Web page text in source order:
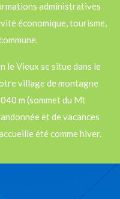
administratives
économique, tourisme,
le Vieux se situe dans le
village de montagne
m (sommet du Mt
et de vacances
été comme hiver.